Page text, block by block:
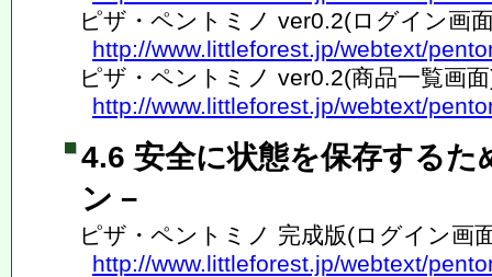
ピザ・ペントミノ ver0.2(ログイン画
http://www.littleforest.jp/webtext/
ピザ・ペントミノ ver0.2(商品一覧画
http://www.littleforest.jp/webtext/
4.6 安全に状態を保存するた
ン－
ピザ・ペントミノ 完成版(ログイン画
http://www.littleforest.jp/webtext/